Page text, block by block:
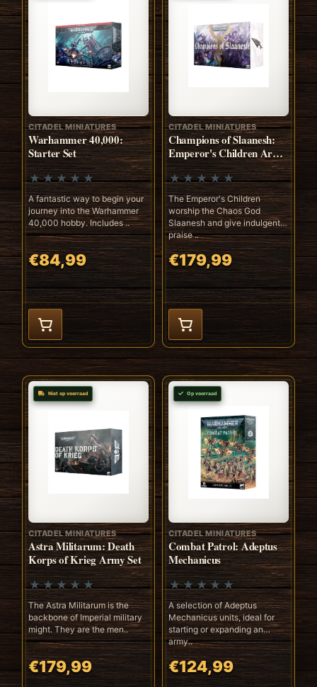
CITADEL MINIATURES
Warhammer 40,000:
Starter Set
A fantastic way to begin your
journey into the Warhammer
40,000 hobby. Includes ..
€84,99
CITADEL MINIATURES
Champions of Slaanesh:
Emperor's Children Army
Set
The Emperor's Children
worship the Chaos God
Slaanesh and give indulgent
praise ..
€179,99
Niet op voorraad
CITADEL MINIATURES
Astra Militarum: Death
Korps of Krieg Army Set
The Astra Militarum is the
backbone of Imperial military
might. They are the men..
€179,99
Op voorraad
CITADEL MINIATURES
Combat Patrol: Adeptus
Mechanicus
A selection of Adeptus
Mechanicus units, ideal for
starting or expanding an
army..
€124,99